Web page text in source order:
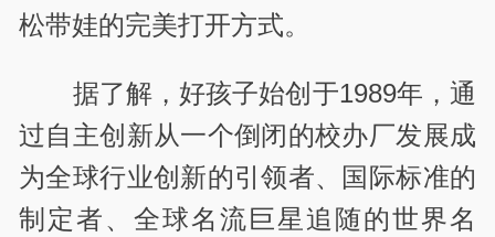
松带娃的完美打开方式。
据了解，好孩子始创于1989年，通
过自主创新从一个倒闭的校办厂发展成
为全球行业创新的引领者、国际标准的
制定者、全球名流巨星追随的世界名